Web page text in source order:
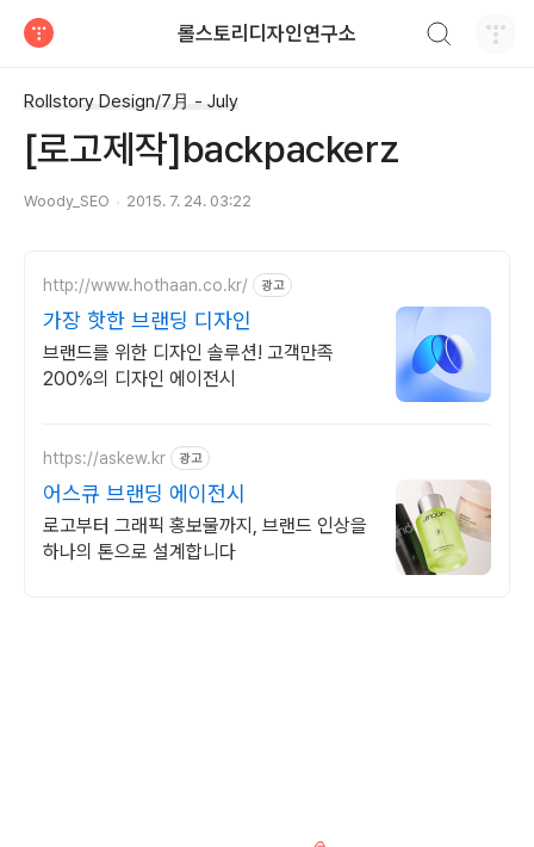
롤스토리디자인연구소
Rollstory Design/7月 - July
[로고제작]backpackerz
Woody_SEO 2015. 7. 24. 03:22
http://www.hothaan.co.kr/ 광고
가장 핫한 브랜딩 디자인
브랜드를 위한 디자인 솔루션! 고객만족
200%의 디자인 에이전시
https://askew.kr 광고
어스큐 브랜딩 에이전시
로고부터 그래픽 홍보물까지, 브랜드 인상을
하나의 톤으로 설계합니다